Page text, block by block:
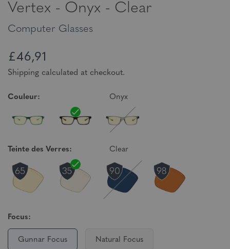
Vertex - Onyx - Clear
Computer Glasses
£46,91
Shipping calculated at checkout.
Couleur: Onyx
Teinte des Verres: Clear
Focus:
Gunnar Focus Natural Focus